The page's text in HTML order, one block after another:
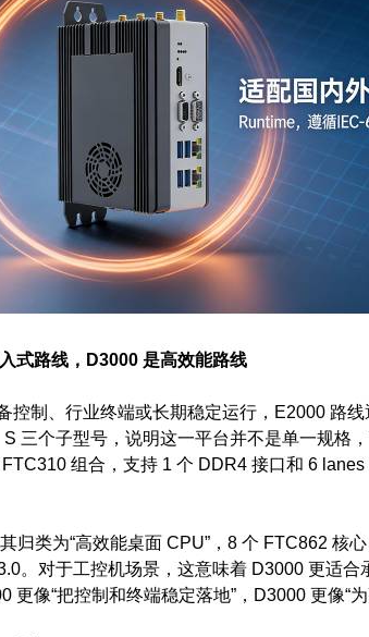
式路线，D3000 是高效能路线
控制、行业终端或长期稳定运行，E2000 路
三个子型号，说明这一平台并不是单一规格
组合，支持 1 个 DDR4 接口和 6
归类为“高效能桌面 CPU”，8 个 FTC862 核
。对于工控机场景，这意味着 D3000 更适
像“把控制和终端稳定落地”，D3000 更像“